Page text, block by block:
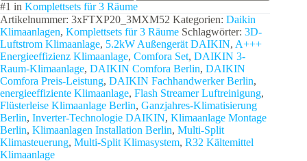
#1 in Komplettsets für 3 Räume
Artikelnummer: 3xFTXP20_3MXM52 Kategorien: Daikin
Klimaanlagen, Komplettsets für 3 Räume Schlagwörter: 3D-
Luftstrom Klimaanlage, 5.2kW Außengerät DAIKIN, A+++
Energieeffizienz Klimaanlage, Comfora Set, DAIKIN 3-
Raum-Klimaanlage, DAIKIN Comfora Berlin, DAIKIN
Comfora Preis-Leistung, DAIKIN Fachhandwerker Berlin,
energieeffiziente Klimaanlage, Flash Streamer Luftreinigung,
Flüsterleise Klimaanlage Berlin, Ganzjahres-Klimatisierung
Berlin, Inverter-Technologie DAIKIN, Klimaanlage Montage
Berlin, Klimaanlagen Installation Berlin, Multi-Split
Klimasteuerung, Multi-Split Klimasystem, R32 Kältemittel
Klimaanlage